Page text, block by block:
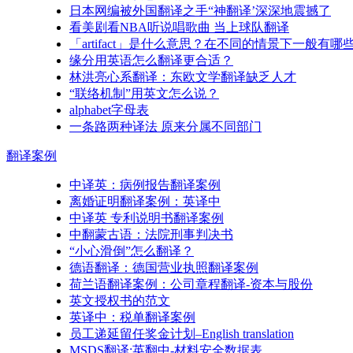
日本网编被外国翻译之手“神翻译’深深地震撼了
看美剧看NBA听说唱歌曲 当上球队翻译
「artifact」是什么意思？在不同的情景下一般有哪
缘分用英语怎么翻译更合适？
林洪亮心系翻译：东欧文学翻译缺乏人才
“联络机制”用英文怎么说？
alphabet字母表
一条路两种译法 原来分属不同部门
翻译案例
中译英：病例报告翻译案例
离婚证明翻译案例：英译中
中译英 专利说明书翻译案例
中翻蒙古语：法院刑事判决书
“小心滑倒”怎么翻译？
德语翻译：德国营业执照翻译案例
荷兰语翻译案例：公司章程翻译-资本与股份
英文授权书的范文
英译中：税单翻译案例
员工递延留任奖金计划–English translation
MSDS翻译:英翻中-材料安全数据表